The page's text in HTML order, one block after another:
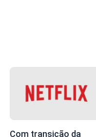
Com transição da